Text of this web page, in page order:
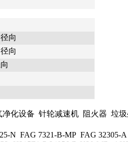
向
向
化设备 针轮减速机 阻火器 垃
FAG 7321-B-MP FAG 32305-